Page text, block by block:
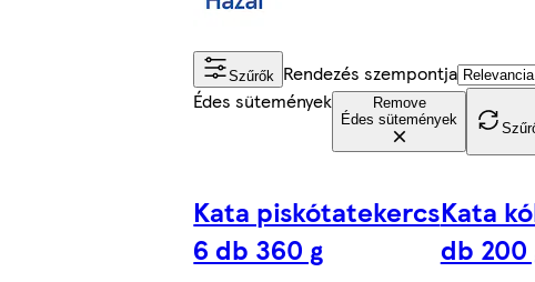
Szűrők Rendezés szempontja
Édes sütemények
Remove
Édes sütemények
Kata piskótatekercs
6 db 360 g
Kata
db 200